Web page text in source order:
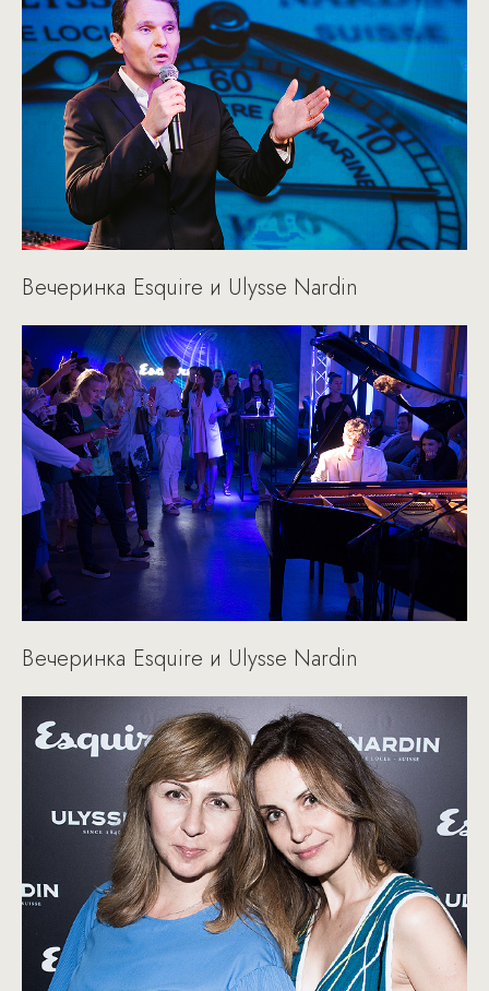
Вечеринка Esquire и Ulysse Nardin
Вечеринка Esquire и Ulysse Nardin